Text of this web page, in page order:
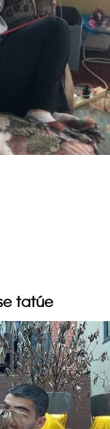
tatúe